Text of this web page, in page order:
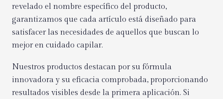
revelado el nombre específico del producto,
garantizamos que cada artículo está diseñado para
satisfacer las necesidades de aquellos que buscan lo
mejor en cuidado capilar.
Nuestros productos destacan por su fórmula
innovadora y su eficacia comprobada, proporcionando
resultados visibles desde la primera aplicación. Si